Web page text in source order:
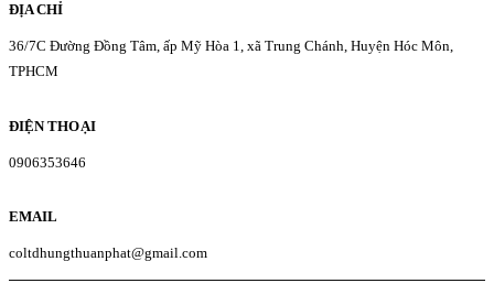
ĐỊA CHỈ
36/7C Đường Đồng Tâm, ấp Mỹ Hòa 1, xã Trung Chánh, Huyện Hóc Môn,
TPHCM
ĐIỆN THOẠI
0906353646
EMAIL
coltdhungthuanphat@gmail.com